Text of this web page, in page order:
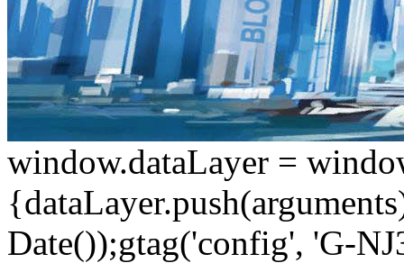
window.dataLayer =
Date());gtag('config', 'G-